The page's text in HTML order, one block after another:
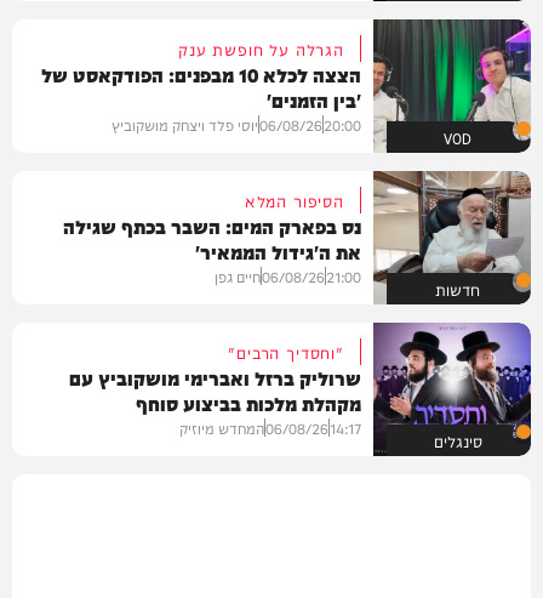
VOD
הגרלה על חופשת ענק
הצצה לכלא 10 מבפנים: הפודקאסט של
'בין הזמנים'
20:00
06/08/26יוסי פלד ויצחק מושקוביץ
חדשות
הסיפור המלא
נס בפארק המים: השבר בכתף שגילה
את ה'גידול הממאיר'
21:00
06/08/26חיים גפן
סינגלים
"וחסדיך הרבים"
שרוליק ברזל ואברימי מושקוביץ עם
מקהלת מלכות בביצוע סוחף
14:17
06/08/26המחדש מיוזיק